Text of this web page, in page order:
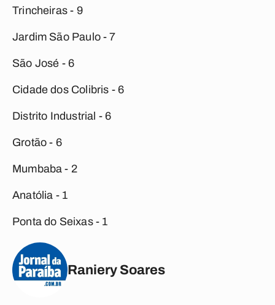
Trincheiras - 9
Jardim São Paulo - 7
São José - 6
Cidade dos Colibris - 6
Distrito Industrial - 6
Grotão - 6
Mumbaba - 2
Anatólia - 1
Ponta do Seixas - 1
Raniery Soares